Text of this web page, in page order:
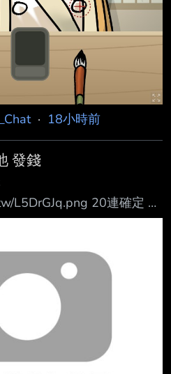
· 18小時前
發錢
L5DrGJq.png 20連確定 泳
LtaR0hf.png
YyGWgeb.png
wGEvGcs.png 感謝各位課
我人生第一次玩抽卡靠免費
100P(稅前)